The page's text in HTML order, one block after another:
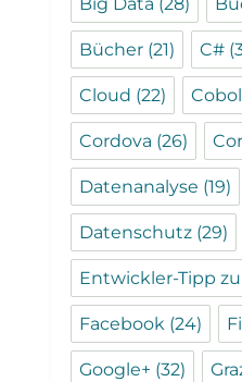
Big Data (28)
Bücher (21) C#
Cloud (22) Cobol
Cordova (26)
Datenanalyse (19)
Datenschutz (29)
Entwickler-Tipp
Facebook (24)
Google+ (32)